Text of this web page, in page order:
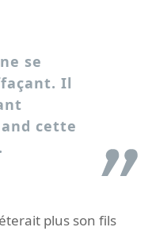
se
Il
cette
plus son fils